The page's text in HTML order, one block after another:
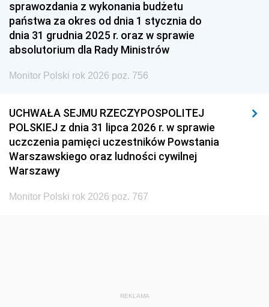
1951 1950
1948 1947 1946
1939 1938
sprawozdania z wykonania budżetu
państwa za okres od dnia 1 stycznia do
dnia 31 grudnia 2025 r. oraz w sprawie
absolutorium dla Rady Ministrów
Monitor Polski rok 2026 poz. 756
UCHWAŁA SEJMU RZECZYPOSPOLITEJ
POLSKIEJ z dnia 31 lipca 2026 r. w sprawie
uczczenia pamięci uczestników Powstania
Warszawskiego oraz ludności cywilnej
Warszawy
Monitor Polski rok 2026 poz. 767
REKLAMA